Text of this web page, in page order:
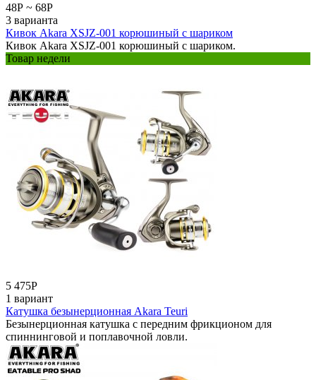
48Р ~ 68Р
3 варианта
Кивок Akara XSJZ-001 корюшиный с шариком
Кивок Akara XSJZ-001 корюшиный с шариком.
Товар недели
5 475Р
1 вариант
Катушка безынерционная Akara Teuri
Безынерционная катушка с передним фрикционом для
спиннинговой и поплавочной ловли.